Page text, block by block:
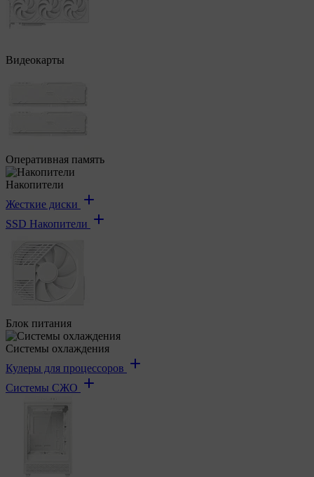
Видеокарты
Оперативная память
Накопители
Жесткие диски
SSD Накопители
Блок питания
Системы охлаждения
Кулеры для процессоров
Системы СЖО